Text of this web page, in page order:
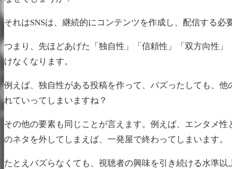
それはSNSは、継続的にコンテンツを作成し、配信する必
つまり、先ほどあげた「独自性」「信頼性」「双方向性
けなくなります。
例えば、独自性がある投稿を作って、バズったしても、
れていってしまいますね？
その他の要素も同じことが言えます。例えば、エンタメ
のネタを外してしまえば、一発屋で終わってしまいます。
たとえバズらなくても、視聴者の興味を引き続ける水準